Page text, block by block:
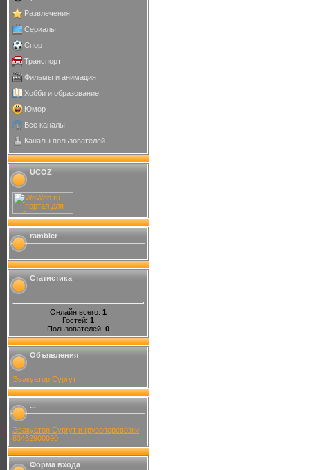
Развлечения
Сериалы
Спорт
Транспорт
Фильмы и анимация
Хобби и образование
Юмор
Все каналы
Каналы пользователей
UCOZ
rambler
Статистика
Онлайн всего: 1
Гостей: 1
Пользователей: 0
Объявления
Эвакуатор Сургут
...
Эвакуатор Сургут и грузоперевозки
83462900090
Форма входа